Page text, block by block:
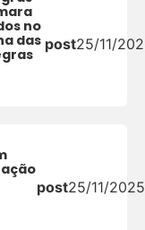
no
das post25/11/
post25/11/2025